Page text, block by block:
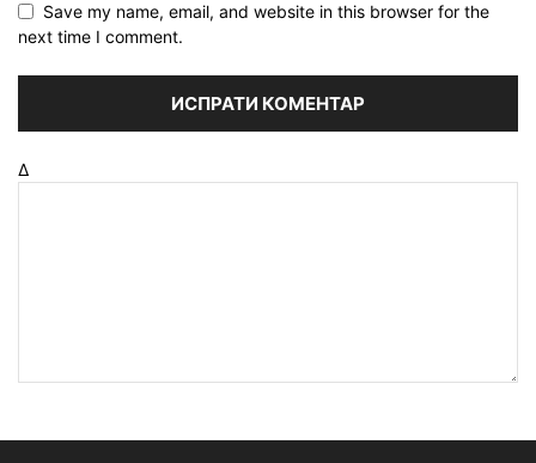
Save my name, email, and website in this browser for the
next time I comment.
Δ